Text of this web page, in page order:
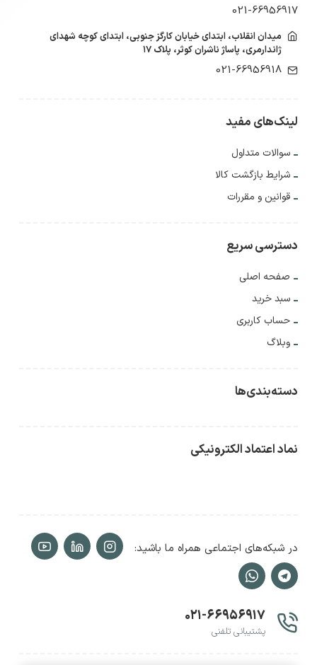
021-66956917
میدان انقلاب، ابتدای خیابان کارگز جنوبی، ابتدای کوچه شهدای
ژاندارمری، پاساژ ناشران کوثر، پلاک ۱۷
021-66956918
لینک‌های مفید
سوالات متداول
شرایط بازگشت کالا
قوانین و مقررات
دسترسی سریع
صفحه اصلی
سبد خرید
حساب کاربری
وبلاگ
دسته‌بندی‌ها
نماد اعتماد الکترونیکی
در شبکه‌های اجتماعی همراه ما باشید:
۰۲۱-۶۶۹۵۶۹۱۷
پشتیبانی تلفنی